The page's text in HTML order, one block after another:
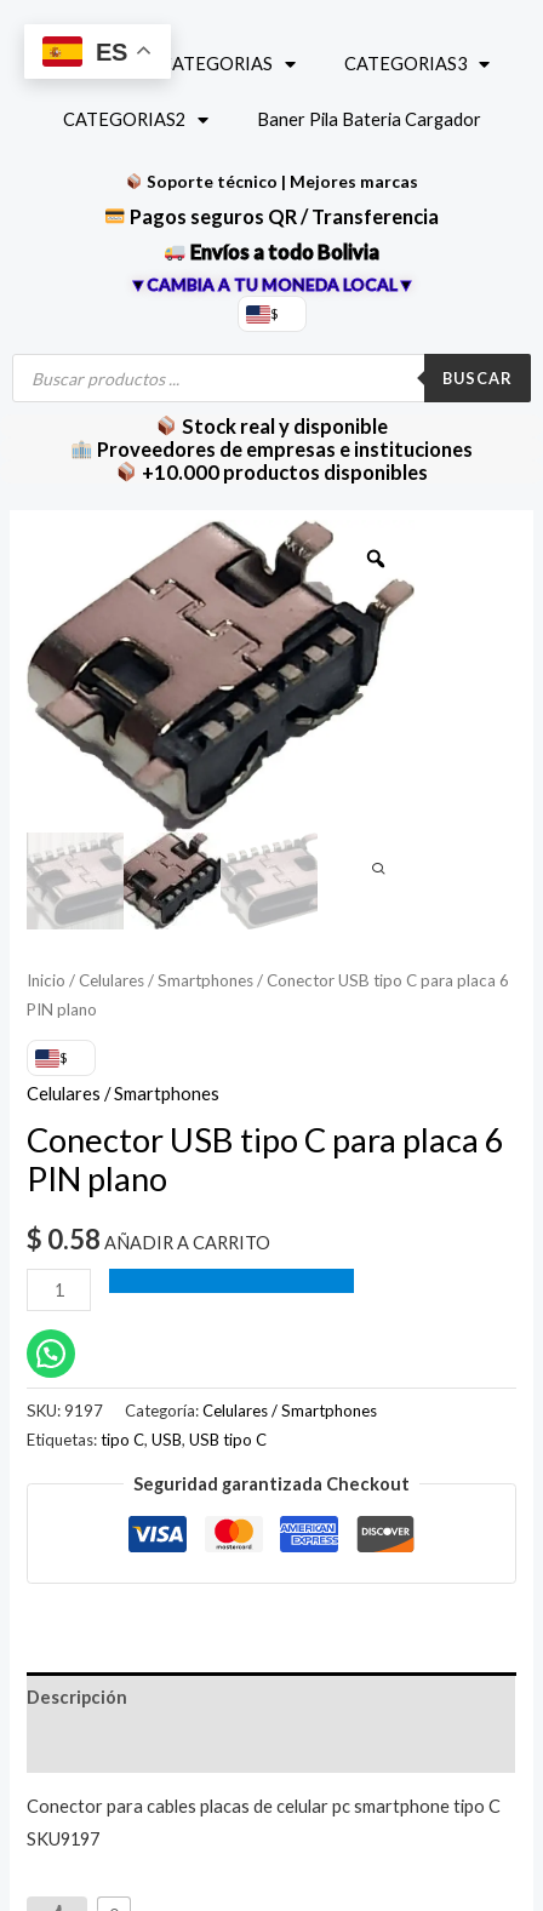
contenido
INICIO CATEGORIAS CATEGORIAS3
CATEGORIAS2 Baner Pila Bateria Cargador
Soporte técnico | Mejores marcas
Pagos seguros QR / Transferencia
Envíos a todo Bolivia
▼CAMBIA A TU MONEDA LOCAL▼
$
Búsqueda
productos
BUSCAR
Stock real y disponible
Proveedores de empresas e instituciones
+10.000 productos disponibles
Inicio / Celulares / Smartphones/ Conector USB tipo C para placa 6
PIN plano
$
Celulares / Smartphones
Conector USB tipo C para placa 6
PIN plano
$ 0.58 AÑADIR A CARRITO
para
placa
cantidad
SKU:9197 Categoría:Celulares / Smartphones
Etiquetas:tipo C,USB,USB tipo C
Seguridad garantizada Checkout
Descripción
Conector para cables placas de celular pc smartphone tipo C
SKU9197
ES